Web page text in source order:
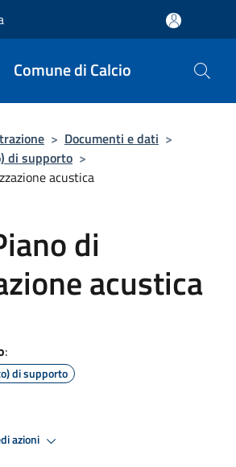
Comune di Calcio
> Documenti e dati >
di supporto >
acustica
di
acustica
:
di supporto
azioni